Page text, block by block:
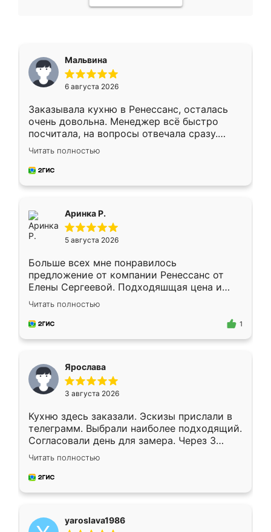
Мальвина
6 августа 2026
Заказывала кухню в Ренессанс, осталась
очень довольна. Менеджер всё быстро
посчитала, на вопросы отвечала сразу.
Замерщик приехал в субботу, подошёл к
делу со всей ответственностью. Собрали
за день, ребята работали аккуратно, даже
Читать полностью
Аринка Р.
5 августа 2026
Больше всех мне понравилось
предложение от компании Ренессанс от
Елены Сергеевой. Подходяшщая цена и
короткие сроки изготовления. Приехавший
для замера сотрудник Владислав
предложил по моему эскизу самый
Читать полностью
1
Ярослава
3 августа 2026
Кухню здесь заказали. Эскизы прислали в
телеграмм. Выбрали наиболее подходящий.
Согласовали день для замера. Через 3
недели кухня была уже готова. Остались
довольны работой. Спасибо Ренессанс
мебель за качественную работу!
Читать полностью
yaroslava1986